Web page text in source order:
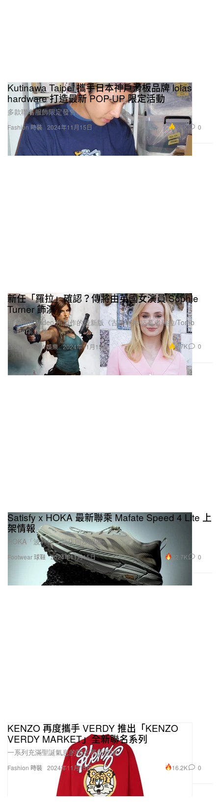
Fashion 時裝
Kutinawa Taipei 攜手日本神戶滑板品牌 lolas
hardware 打造最新 POP-UP 限定活動
多款聯名服飾限定發售。
2024年11月15日 3.5K 0
Entertainment 娛樂
新任「羅拉」確認？傳將由英國女演員 Sophie
Turner 飾演
由 Prime Video 所製作的最新版《古墓奇兵/盜墓者羅拉/Tomb
Raider》影集。
2024年11月15日 6.7K 0
Footwear 球鞋
Satisfy x HOKA 最新聯乘 Mafate Speed 4 Lite 上
架情報
HOKA「波鞋街」新店同步開催。
2024年11月15日 22.7K 0
Fashion 時裝
KENZO 再度攜手 VERDY 推出「KENZO
VERDY MARKET」全新聯名系列
一系列充滿聖誕氣息的聯名單品登場。
2024年11月15日 16.2K 0